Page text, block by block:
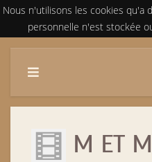
Nous n'utilisons les cookies qu'a
personnelle n'est stockée
M ET